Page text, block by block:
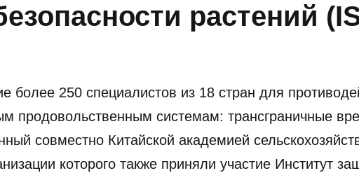
растений
более 250 специалистов из 18 стран для
продовольственным системам: трансграничные
совместно Китайской академией
которого также приняли участие Институт